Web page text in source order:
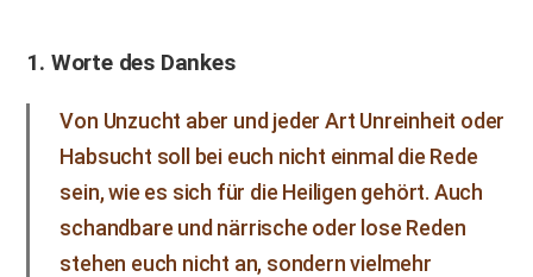
1. Worte des Dankes
Von Unzucht aber und jeder Art Unreinheit oder
Habsucht soll bei euch nicht einmal die Rede
sein, wie es sich für die Heiligen gehört. Auch
schandbare und närrische oder lose Reden
stehen euch nicht an, sondern vielmehr